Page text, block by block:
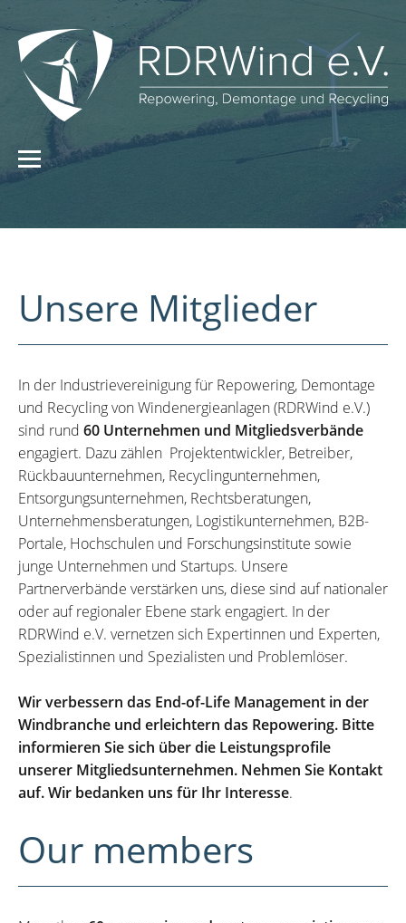
Unsere Mitglieder
In der Industrievereinigung für Repowering, Demontage
und Recycling von Windenergieanlagen (RDRWind e.V.)
sind rund 60 Unternehmen und Mitgliedsverbände
engagiert. Dazu zählen Projektentwickler, Betreiber,
Rückbauunternehmen, Recyclingunternehmen,
Entsorgungsunternehmen, Rechtsberatungen,
Unternehmensberatungen, Logistikunternehmen, B2B-
Portale, Hochschulen und Forschungsinstitute sowie
junge Unternehmen und Startups. Unsere
Partnerverbände verstärken uns, diese sind auf nationaler
oder auf regionaler Ebene stark engagiert. In der
RDRWind e.V. vernetzen sich Expertinnen und Experten,
Spezialistinnen und Spezialisten und Problemlöser.
Wir verbessern das End-of-Life Management in der
Windbranche und erleichtern das Repowering. Bitte
informieren Sie sich über die Leistungsprofile
unserer Mitgliedsunternehmen. Nehmen Sie Kontakt
auf. Wir bedanken uns für Ihr Interesse.
Our members